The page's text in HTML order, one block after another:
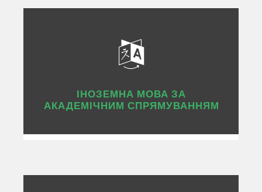
ІНОЗЕМНА МОВА ЗА
АКАДЕМІЧНИМ СПРЯМУВАННЯМ